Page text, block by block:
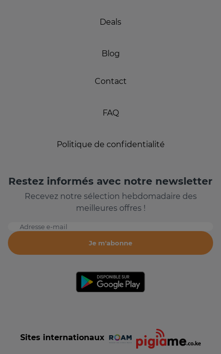
Deals
Blog
Contact
FAQ
Politique de confidentialité
Restez informés avec notre newsletter
Recevez notre sélection hebdomadaire des
meilleures offres !
Adresse e-mail
Je m'abonne
Sites internationaux